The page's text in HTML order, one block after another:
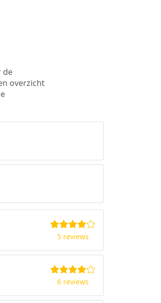
de
overzicht
5 reviews
6 reviews